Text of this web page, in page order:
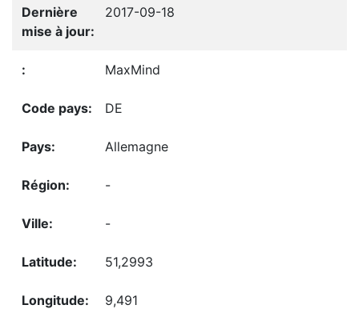
2017-09-18
MaxMind
DE
Allemagne
-
-
51,2993
9,491